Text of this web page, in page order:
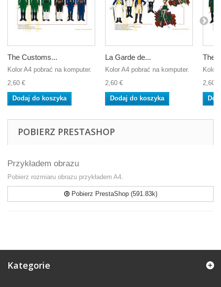
The Customs...
Kolor A4 pobrać na komputer.
2,60 €
Dodaj do koszyka
La Garde de...
Kolor A4 pobrać na komputer.
2,60 €
Dodaj do koszyka
The
Kolor
2,60 €
POBIERZ PRESTASHOP
Przykładem obrazu
Pobierz rozmiaru obrazu przykładem A4.
Pobierz PrestaShop (591.83k)
Kategorie